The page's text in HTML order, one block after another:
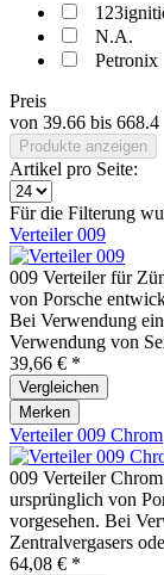
N.A.
Petronix
Preis
von 39.66 bis 668.4
Produkte anzeigen
Artikel pro Seite:
Für die Filterung
Verteiler 009
009 Verteiler für
von Porsche
Bei Verwendung
Verwendung von
39,66 € *
Vergleichen
Merken
Verteiler 009 Chrom
009 Verteiler
ursprünglich von
vorgesehen. Bei
Zentralvergasers
64,08 € *